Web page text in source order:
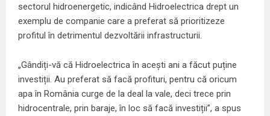
sectorul hidroenergetic, indicând Hidroelectrica drept un
exemplu de companie care a preferat să prioritizeze
profitul în detrimentul dezvoltării infrastructurii.
„Gândiți-vă că Hidroelectrica în acești ani a făcut puține
investiții. Au preferat să facă profituri, pentru că oricum
apa în România curge de la deal la vale, deci trece prin
hidrocentrale, prin baraje, în loc să facă investiții”, a spus